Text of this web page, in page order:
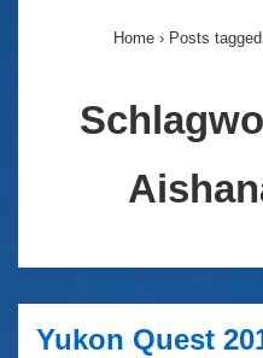
Home › Posts
Yukon Quest